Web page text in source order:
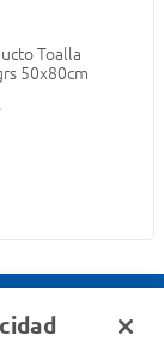
Toalla
50x80cm